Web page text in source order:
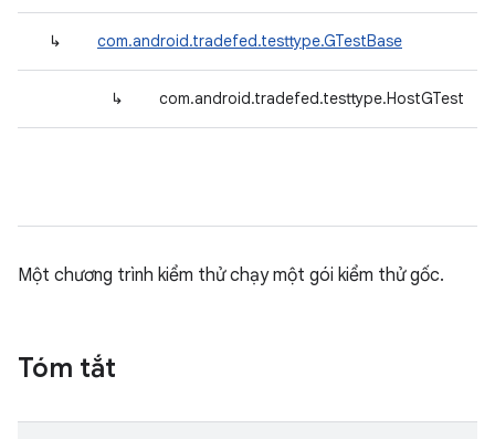
↳ com.android.tradefed.testtype.GTestBase
↳ com.android.tradefed.testtype.HostGTest
Một chương trình kiểm thử chạy một gói kiểm thử gốc.
Tóm tắt